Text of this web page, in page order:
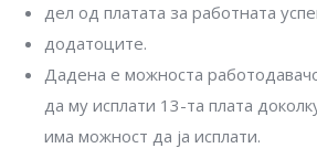
дел од платата за работната
додатоците.
Дадена е можноста
да му исплати 13-та плата
има можност да ја исплати.